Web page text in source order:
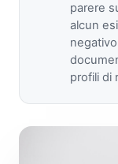
parere
alcun
profili di